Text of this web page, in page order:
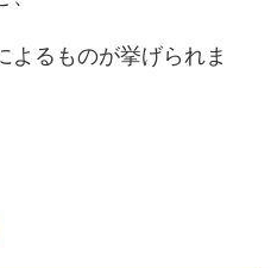
よるものが挙げられま